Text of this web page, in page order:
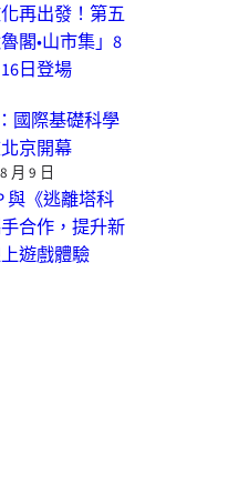
再出發！第五
閣•山市集」8
日登場
國際基礎科學
京開幕
月 9 日
與《逃離塔科
合作，提升新
遊戲體驗